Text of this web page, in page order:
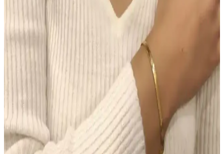
Morfose Kahve Renkli Saçlar İçin Kuru Şampuan
İncelemesi ve Kullanım İpuçları
Morfose kahve renkli kuru şampuan, doğal görünüm ve hacim
sağlar, saç derisini temiz tutar, kullanım kolaylığı sunar ve renk
uyumu sağlar. Ancak, yoğun renk ve kalıcılık konusunda dikkatli
Makyajda Doğru Ürün Seçimi ve Uygulama
Teknikleri ile Kalıcı ve Doğal Görünüm Sağlama
Makyajda doğru ürün seçimi ve uygulama teknikleri, doğal ve kalıcı
bir görünüm için kritik öneme sahiptir. Tonlu nemlendiriciden suya
dayanıklı göz kalemine kadar ürünlerin işlevleri ve kullanımı
detaylıca ele alınmıştır.